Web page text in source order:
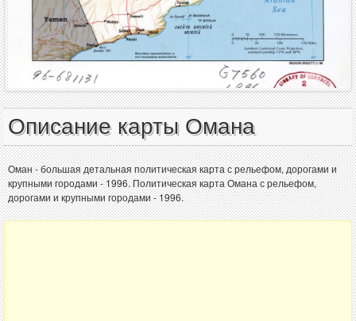
Описание карты Омана
Оман - большая детальная политическая карта с рельефом, дорогами и
крупными городами - 1996. Политическая карта Омана с рельефом,
дорогами и крупными городами - 1996.